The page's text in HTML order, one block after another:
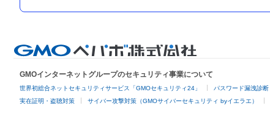
GMOインターネットグループのセキュリティ事業について
世界初総合ネットセキュリティサービス「GMOセキュリティ24」 パスワード漏洩診断
実在証明・盗聴対策 サイバー攻撃対策（GMOサイバーセキュリティ byイエラエ）